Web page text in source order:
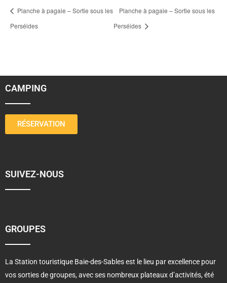
Planche à pagaie – Sortie sous les
Perséides
Planche à pagaie – Sortie sous les
Perséides
CAMPING
RÉSERVATION
SUIVEZ-NOUS
GROUPES
La Station touristique Baie-des-Sables est le lieu par excellence pour
vos sorties de groupes, avec ses nombreux plateaux d’activités, été